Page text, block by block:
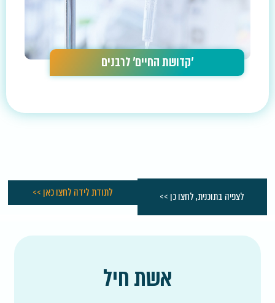
'קדושת החיים' לרבנים
לצפיה בתוכנית, לחצו כן >> לתודת לידה לחצו כאן >>
אשת חיל